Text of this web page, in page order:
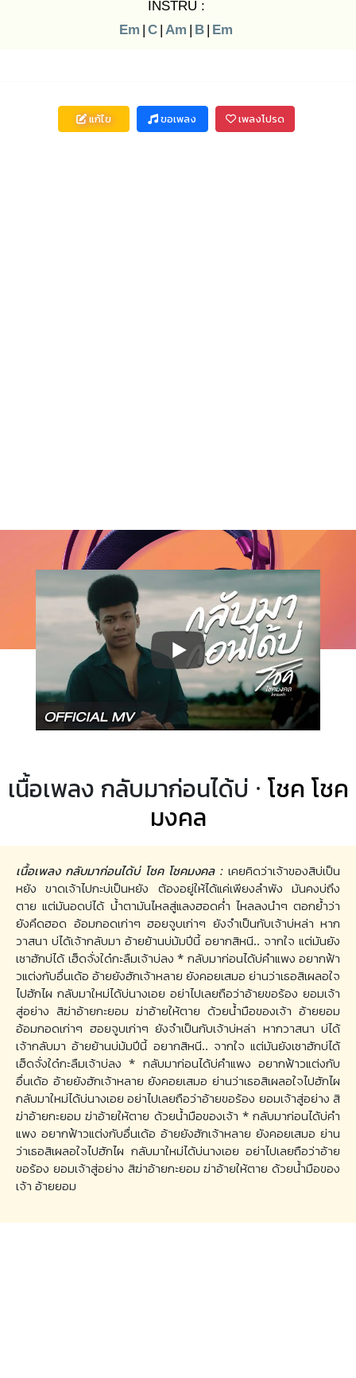
INSTRU :
Em | C | Am | B | Em
แก้ไข ขอเพลง เพลงโปรด
เนื้อเพลง กลับมาก่อนได้บ่ · โชค โชค
มงคล
เนื้อเพลง กลับมาก่อนได้บ่ โชค โชคมงคล : เคยคิดว่าเจ้าของสิบ่เป็น
หยัง ขาดเจ้าไปกะบ่เป็นหยัง ต้องอยู่ให้ได้แค่เพียงลำพัง มันคงบ่ถึง
ตาย แต่มันอดบ่ได้ น้ำตามันไหลสู่แลงฮอดค่ำ ไหลลงนำๆ ตอกย้ำว่า
ยังคึดฮอด อ้อมกอดเก่าๆ ฮอยจูบเก่าๆ ยังจำเป็นกับเจ้าบ่หล่า หาก
วาสนา บ่ได้เจ้ากลับมา อ้ายย้านบ่ม้มปีนี้ อยากสิหนี.. จากใจ แต่มันยัง
เซาฮักบ่ได้ เฮ็ดจั่งใด๋กะลืมเจ้าบ่ลง * กลับมาก่อนได้บ่คำแพง อยากฟ้า
วแต่งกับอื่นเด้อ อ้ายยังฮักเจ้าหลาย ยังคอยเสมอ ย่านว่าเธอสิเผลอใจ
ไปฮักไผ กลับมาใหม่ได้บ่นางเอย อย่าไปเลยถือว่าอ้ายขอร้อง ยอมเจ้า
สู่อย่าง สิฆ่าอ้ายกะยอม ฆ่าอ้ายให้ตาย ด้วยน้ำมือของเจ้า อ้ายยอม
อ้อมกอดเก่าๆ ฮอยจูบเก่าๆ ยังจำเป็นกับเจ้าบ่หล่า หากวาสนา บ่ได้
เจ้ากลับมา อ้ายย้านบ่ม้มปีนี้ อยากสิหนี.. จากใจ แต่มันยังเซาฮักบ่ได้
เฮ็ดจั่งใด๋กะลืมเจ้าบ่ลง * กลับมาก่อนได้บ่คำแพง อยากฟ้าวแต่งกับ
อื่นเด้อ อ้ายยังฮักเจ้าหลาย ยังคอยเสมอ ย่านว่าเธอสิเผลอใจไปฮักไผ
กลับมาใหม่ได้บ่นางเอย อย่าไปเลยถือว่าอ้ายขอร้อง ยอมเจ้าสู่อย่าง สิ
ฆ่าอ้ายกะยอม ฆ่าอ้ายให้ตาย ด้วยน้ำมือของเจ้า * กลับมาก่อนได้บ่คำ
แพง อยากฟ้าวแต่งกับอื่นเด้อ อ้ายยังฮักเจ้าหลาย ยังคอยเสมอ ย่าน
ว่าเธอสิเผลอใจไปฮักไผ กลับมาใหม่ได้บ่นางเอย อย่าไปเลยถือว่าอ้าย
ขอร้อง ยอมเจ้าสู่อย่าง สิฆ่าอ้ายกะยอม ฆ่าอ้ายให้ตาย ด้วยน้ำมือของ
เจ้า อ้ายยอม